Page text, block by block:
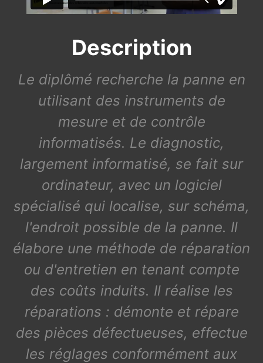
Description
Le diplômé recherche la panne en
utilisant des instruments de
mesure et de contrôle
informatisés. Le diagnostic,
largement informatisé, se fait sur
ordinateur, avec un logiciel
spécialisé qui localise, sur schéma,
l'endroit possible de la panne. Il
élabore une méthode de réparation
ou d'entretien en tenant compte
des coûts induits. Il réalise les
réparations : démonte et répare
des pièces défectueuses, effectue
les réglages conformément aux